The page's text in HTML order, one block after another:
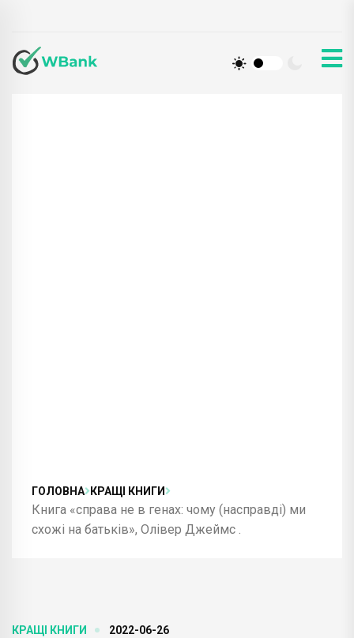
ГОЛОВНА КРАЩІ КНИГИ
Книга «справа не в генах: чому (насправді) ми
схожі на батьків», Олівер Джеймс .
КРАЩІ КНИГИ 2022-06-26